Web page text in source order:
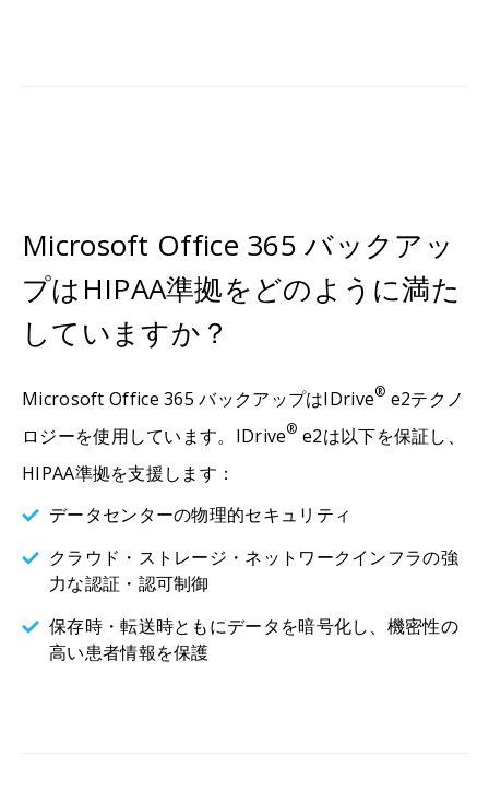
Microsoft Office 365 バックアッ
プはHIPAA準拠をどのように満た
していますか？
Microsoft Office 365 バックアップはIDrive® e2テクノ
ロジーを使用しています。IDrive® e2は以下を保証し、
HIPAA準拠を支援します：
データセンターの物理的セキュリティ
クラウド・ストレージ・ネットワークインフラの強
力な認証・認可制御
保存時・転送時ともにデータを暗号化し、機密性の
高い患者情報を保護